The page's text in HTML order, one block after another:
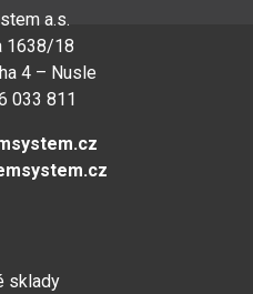
a.s.
1638/18
4 – Nusle
033 811
sklady